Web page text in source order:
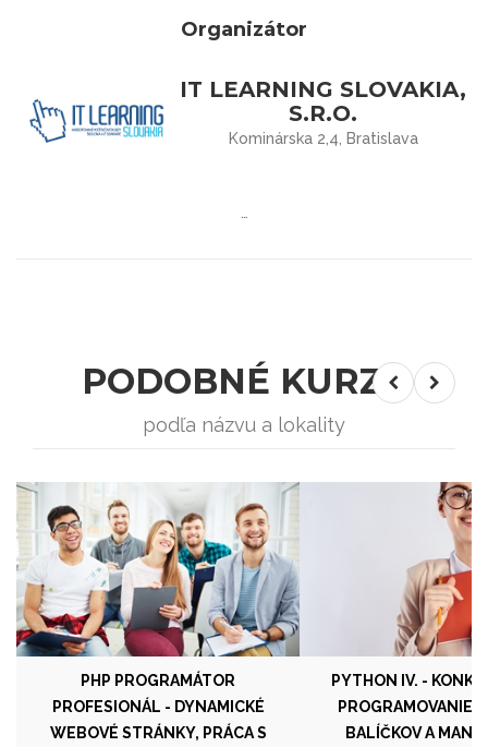
Organizátor
IT LEARNING SLOVAKIA,
S.R.O.
Kominárska 2,4, Bratislava
PODOBNÉ KURZY
podľa názvu a lokality
PHP PROGRAMÁTOR
PROFESIONÁL - DYNAMICKÉ
WEBOVÉ STRÁNKY, PRÁCA S
PYTHON IV. -
PROGRAMOVANIE,
BALÍČKOV A